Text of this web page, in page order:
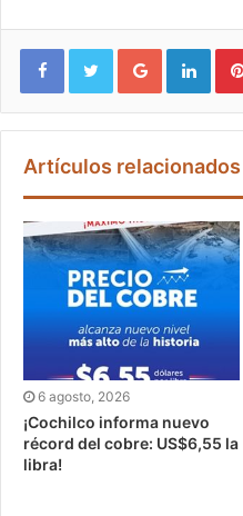
Google+ LinkedIn
Artículos relacionados
6 agosto, 2026
¡Cochilco informa nuevo
récord del cobre: US$6,55 la
libra!